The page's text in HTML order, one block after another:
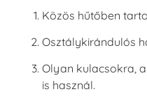
Közös hűtőben
Osztálykirándulós
Olyan kulacsokra,
is használ.